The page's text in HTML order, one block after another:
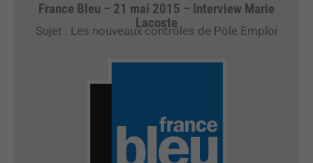
France Bleu – 21 mai 2015 – Interview Marie
Lacoste
Sujet : Les nouveaux contrôles de Pôle Emploi